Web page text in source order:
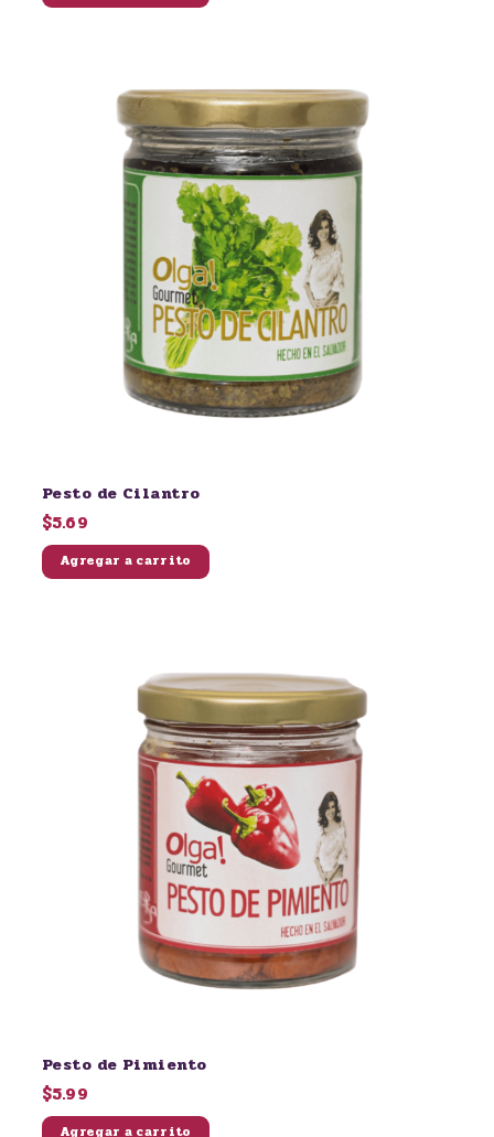
Pesto de Cilantro
$5.69
Agregar a carrito
Pesto de Pimiento
$5.99
Agregar a carrito